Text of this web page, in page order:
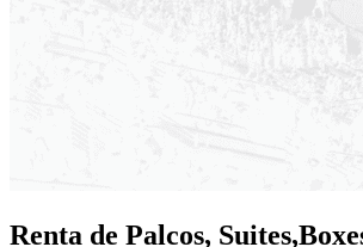
Renta de Palcos, Suites,